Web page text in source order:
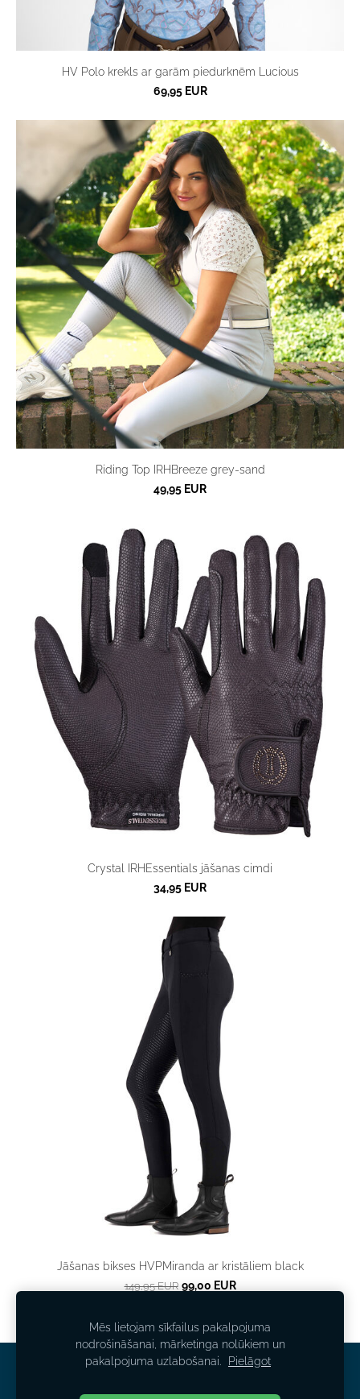
HV Polo krekls ar garām piedurknēm Lucious
69,95 EUR
Riding Top IRHBreeze grey-sand
49,95 EUR
Crystal IRHEssentials jāšanas cimdi
34,95 EUR
Jāšanas bikses HVPMiranda ar kristāliem black
149,95 EUR 99,00 EUR
NOTEIKUMI SĪKDATNES
Mēs lietojam sīkfailus pakalpojuma
nodrošināšanai, mārketinga nolūkiem un
pakalpojuma uzlabošanai.
Pielāgot